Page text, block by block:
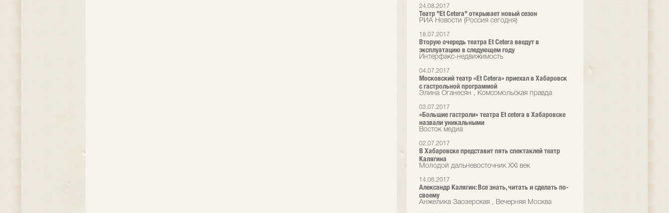
24.08.2017
Театр "Et Cetera" открывает новый сезон
РИА Новости (Россия сегодня)
18.07.2017
Вторую очередь театра Et Cetera введут в
эксплуатацию в следующем году
Интерфакс-недвижимость
04.07.2017
Московский театр «Et Cetera» приехал в Хабаровск
с гастрольной программой
Элина Оганесян , Комсомольская правда
03.07.2017
«Большие гастроли» театра Et cetera в Хабаровске
назвали уникальными
Восток медиа
02.07.2017
В Хабаровске представит пять спектаклей театр
Калягина
Молодой дальневосточник XXI век
14.06.2017
Александр Калягин: Все знать, читать и сделать по-
своему
Анжелика Заозерская , Вечерняя Москва